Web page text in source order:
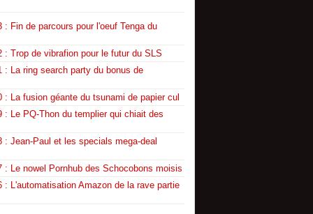
: Fin de parcours pour l'oeuf Tenga du
: Trop de vibrafion pour le futur du SLS
: La ring search party du bonus de
: La fusion géante du tsunami de papier cul
: Le PQ-Thon du templier qui chiait des
: Jean-Paul et les specials mega-deal
: Le nowel Pornhub des Schocobons moisis
: L'automatisation Amazon de la rave partie